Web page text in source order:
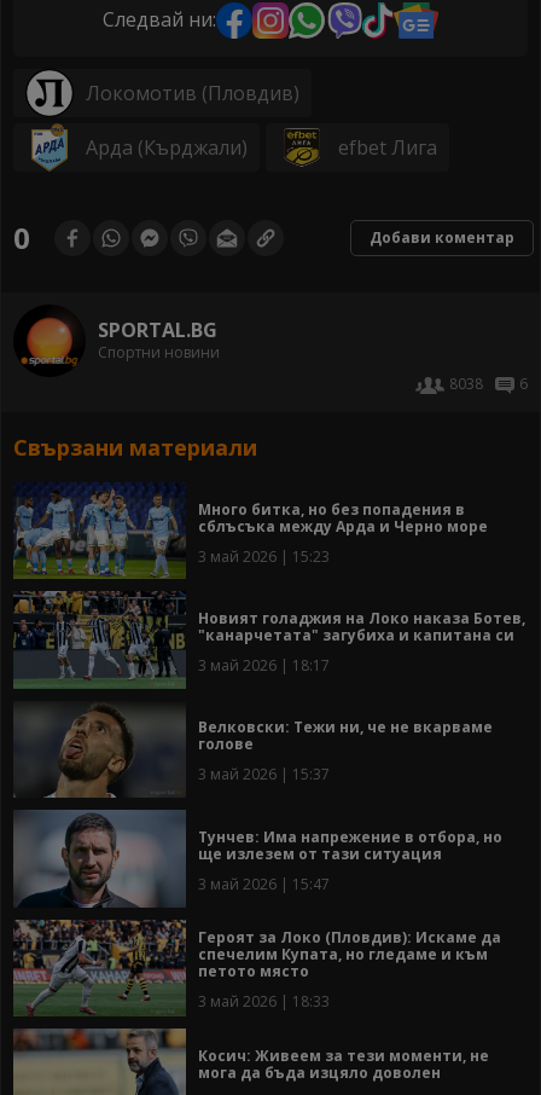
Следвай ни:
Локомотив (Пловдив)
Арда (Кърджали) efbet Лига
0 Добави коментар
SPORTAL.BG
Спортни новини
8038
6
Свързани материали
Много битка, но без попадения в
сблъсъка между Арда и Черно море
3 май 2026 | 15:23
Новият голаджия на Локо наказа Ботев,
"канарчетата" загубиха и капитана си
3 май 2026 | 18:17
Велковски: Тежи ни, че не вкарваме
голове
3 май 2026 | 15:37
Тунчев: Има напрежение в отбора, но
ще излезем от тази ситуация
3 май 2026 | 15:47
Героят за Локо (Пловдив): Искаме да
спечелим Купата, но гледаме и към
петото място
3 май 2026 | 18:33
Косич: Живеем за тези моменти, не
мога да бъда изцяло доволен